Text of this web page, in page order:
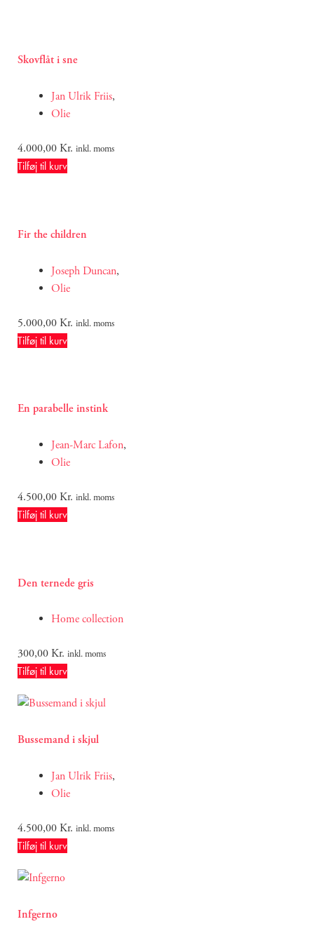
Skovflåt i sne
Jan Ulrik Friis,
Olie
4.000,00Kr. inkl. moms
Tilføj til kurv
Fir the children
Joseph Duncan,
Olie
5.000,00Kr. inkl. moms
Tilføj til kurv
En parabelle instink
Jean-Marc Lafon,
Olie
4.500,00Kr. inkl. moms
Tilføj til kurv
Den ternede gris
Home collection
300,00Kr. inkl. moms
Tilføj til kurv
Bussemand i skjul
Jan Ulrik Friis,
Olie
4.500,00Kr. inkl. moms
Tilføj til kurv
Infgerno